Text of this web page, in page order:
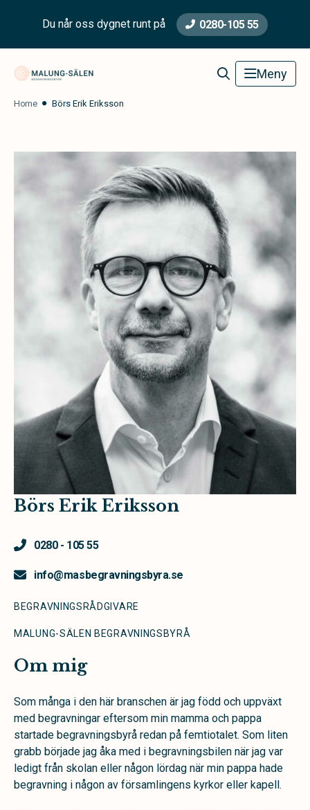
Du når oss dygnet runt på 0280-105 55
Malung-Sälen Begravningsbyrå Meny
Home Börs Erik Eriksson
Börs Erik Eriksson
0280 - 105 55
info@masbegravningsbyra.se
BEGRAVNINGSRÅDGIVARE
MALUNG-SÄLEN BEGRAVNINGSBYRÅ
Om mig
Som många i den här branschen är jag född och uppväxt
med begravningar eftersom min mamma och pappa
startade begravningsbyrå redan på femtiotalet. Som liten
grabb började jag åka med i begravningsbilen när jag var
ledigt från skolan eller någon lördag när min pappa hade
begravning i någon av församlingens kyrkor eller kapell.